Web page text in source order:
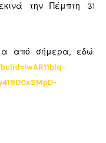
την Πέμπτη 31
από σήμερα, εδώ: